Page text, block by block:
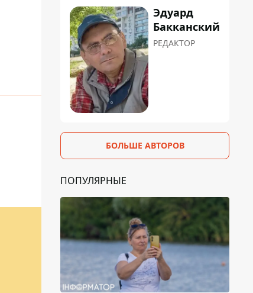
Эдуард
Бакканский
РЕДАКТОР
БОЛЬШЕ АВТОРОВ
ПОПУЛЯРНЫЕ